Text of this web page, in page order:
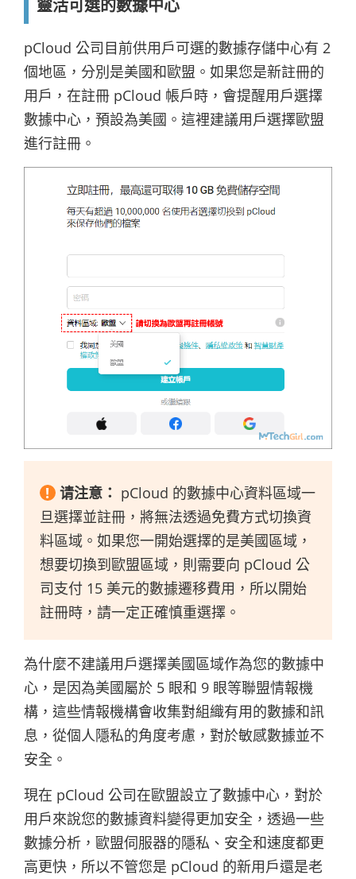
靈活可選的數據中心
pCloud 公司目前供用戶可選的數據存儲中心有 2
個地區，分別是美國和歐盟。如果您是新註冊的
用戶，在註冊 pCloud 帳戶時，會提醒用戶選擇
數據中心，預設為美國。這裡建議用戶選擇歐盟
進行註冊。
! 请注意： pCloud 的數據中心資料區域一
旦選擇並註冊，將無法透過免費方式切換資
料區域。如果您一開始選擇的是美國區域，
想要切換到歐盟區域，則需要向 pCloud 公
司支付 15 美元的數據遷移費用，所以開始
註冊時，請一定正確慎重選擇。
為什麼不建議用戶選擇美國區域作為您的數據中
心，是因為美國屬於 5 眼和 9 眼等聯盟情報機
構，這些情報機構會收集對組織有用的數據和訊
息，從個人隱私的角度考慮，對於敏感數據並不
安全。
現在 pCloud 公司在歐盟設立了數據中心，對於
用戶來說您的數據資料變得更加安全，透過一些
數據分析，歐盟伺服器的隱私、安全和速度都更
高更快，所以不管您是 pCloud 的新用戶還是老